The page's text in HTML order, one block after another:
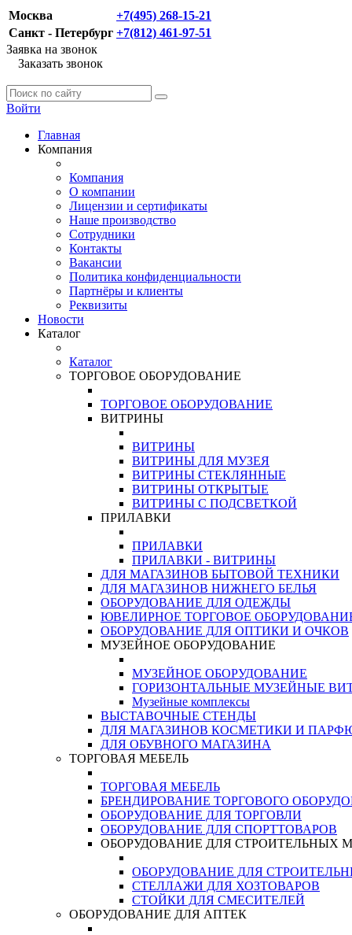
Москва
+7(495) 268-15-21
Санкт - Петербург +7(812) 461-97-51
Заявка на звонок
Заказать звонок
Войти
Главная
Компания
Компания
О компании
Лицензии и сертификаты
Наше производство
Сотрудники
Контакты
Вакансии
Политика конфиденциальности
Партнёры и клиенты
Реквизиты
Новости
Каталог
Каталог
ТОРГОВОЕ ОБОРУДОВАНИЕ
ТОРГОВОЕ ОБОРУДОВАНИЕ
ВИТРИНЫ
ВИТРИНЫ
ВИТРИНЫ ДЛЯ МУЗЕЯ
ВИТРИНЫ СТЕКЛЯННЫЕ
ВИТРИНЫ ОТКРЫТЫЕ
ВИТРИНЫ С ПОДСВЕТКОЙ
ПРИЛАВКИ
ПРИЛАВКИ
ПРИЛАВКИ - ВИТРИНЫ
ДЛЯ МАГАЗИНОВ БЫТОВОЙ ТЕХНИКИ
ДЛЯ МАГАЗИНОВ НИЖНЕГО БЕЛЬЯ
ОБОРУДОВАНИЕ ДЛЯ ОДЕЖДЫ
ЮВЕЛИРНОЕ ТОРГОВОЕ
ОБОРУДОВАНИЕ ДЛЯ ОПТИКИ И ОЧКОВ
МУЗЕЙНОЕ ОБОРУДОВАНИЕ
МУЗЕЙНОЕ ОБОРУДОВАНИЕ
ГОРИЗОНТАЛЬНЫЕ МУЗЕЙНЫЕ
Музейные комплексы
ВЫСТАВОЧНЫЕ СТЕНДЫ
ДЛЯ МАГАЗИНОВ КОСМЕТИКИ И
ДЛЯ ОБУВНОГО МАГАЗИНА
ТОРГОВАЯ МЕБЕЛЬ
ТОРГОВАЯ МЕБЕЛЬ
БРЕНДИРОВАНИЕ ТОРГОВОГО
ОБОРУДОВАНИЕ ДЛЯ ТОРГОВЛИ
ОБОРУДОВАНИЕ ДЛЯ СПОРТТОВАРОВ
ОБОРУДОВАНИЕ ДЛЯ СТРОИТЕЛЬНЫХ
ОБОРУДОВАНИЕ ДЛЯ
СТЕЛЛАЖИ ДЛЯ ХОЗТОВАРОВ
СТОЙКИ ДЛЯ СМЕСИТЕЛЕЙ
ОБОРУДОВАНИЕ ДЛЯ АПТЕК